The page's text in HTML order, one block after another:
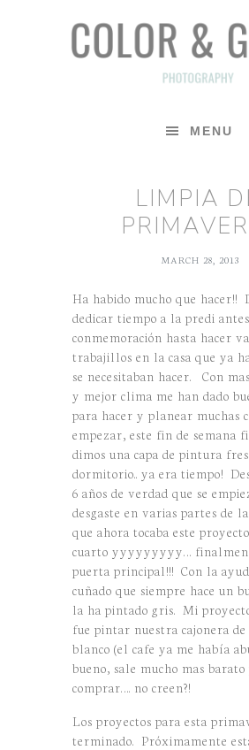
MENU
LIMPIA
MARCH 28, 2013
Ha habido mucho que hacer!!
dedicar tiempo a la predi
conmemoración hasta hacer
trabajillos en la casa que ya
se necesitaban hacer. Con
y mejor clima me han dado
para hacer y planear muchas
empezar, este fin de semana
dimos una capa de pintura
dormitorio.. ya era tiempo!
6 años de verdad que se
desgaste en varias partes de
que ahora tocaba este
cuarto yyyyyyyyy…
puerta principal!!! Con la
cuñado que siempre hace un
la ha pintado gris. Mi
fue pintar nuestra cajonera de
blanco (el cafe ya me había
bueno, sale mucho mas
comprar…. no creen?!
Los proyectos para esta
terminado. Próximamente